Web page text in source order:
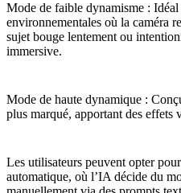
Mode de faible dynamisme : Idéal
environnementales où la caméra
sujet bouge lentement ou
immersive.
Mode de haute dynamique :
plus marqué, apportant des effets
Les utilisateurs peuvent opter
automatique, où l’IA décide du